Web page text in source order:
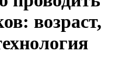
возраст,